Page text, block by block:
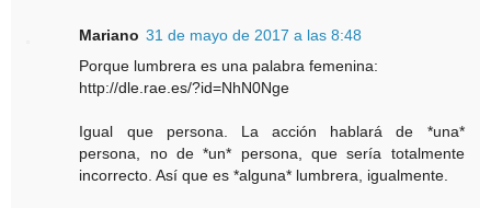
Mariano 31 de mayo de 2017 a las 8:48
Porque lumbrera es una palabra femenina:
http://dle.rae.es/?id=NhN0Nge
Igual que persona. La acción hablará de *una*
persona, no de *un* persona, que sería totalmente
incorrecto. Así que es *alguna* lumbrera, igualmente.